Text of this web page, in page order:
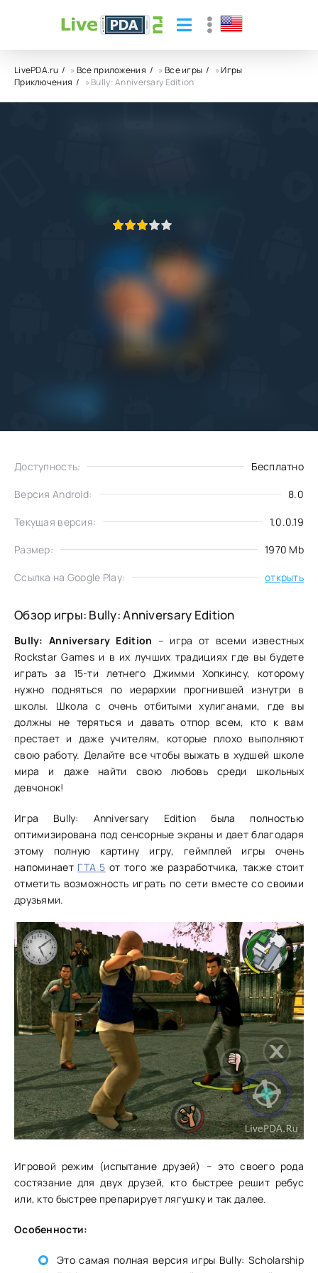
LivePDA.ru »Все приложения »Все игры »Игры
Приключения
» Bully: Anniversary Edition
Доступность: Бесплатно
Версия Android: 8.0
Текущая версия: 1.0.0.19
Размер: 1970 Mb
Ссылка на Google Play: открыть
Обзор игры: Bully: Anniversary Edition
Bully: Anniversary Edition – игра от всеми известных
Rockstar Games и в их лучших традициях где вы будете
играть за 15-ти летнего Джимми Хопкинсу, которому
нужно подняться по иерархии прогнившей изнутри в
школы. Школа с очень отбитыми хулиганами, где вы
должны не теряться и давать отпор всем, кто к вам
престает и даже учителям, которые плохо выполняют
свою работу. Делайте все чтобы выжать в худшей школе
мира и даже найти свою любовь среди школьных
девчонок!
Игра Bully: Anniversary Edition была полностью
оптимизирована под сенсорные экраны и дает благодаря
этому полную картину игру, геймплей игры очень
напоминает ГТА 5 от того же разработчика, также стоит
отметить возможность играть по сети вместе со своими
друзьями.
Игровой режим (испытание друзей) – это своего рода
состязание для двух друзей, кто быстрее решит ребус
или, кто быстрее препарирует лягушку и так далее.
Особенности:
Это самая полная версия игры Bully: Scholarship